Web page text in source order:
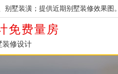
墅装潢；提供近期别墅装修效果图。
免费量房
装修设计